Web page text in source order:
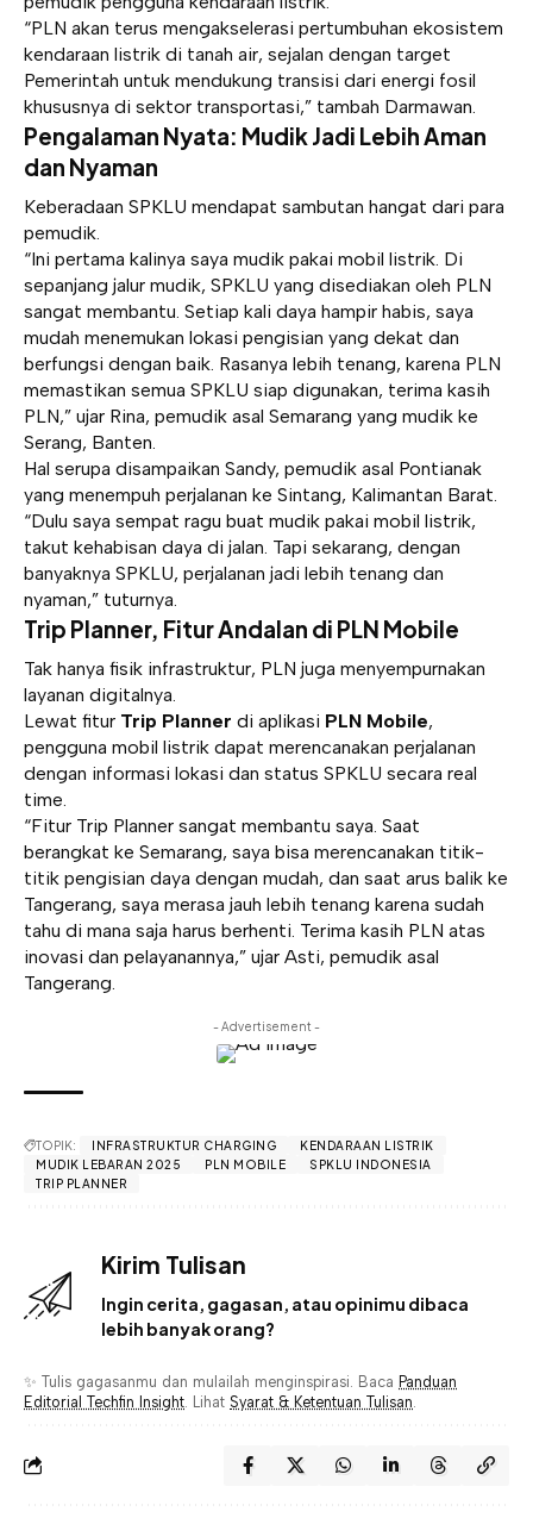
“PLN akan terus mengakselerasi pertumbuhan ekosistem
kendaraan listrik di tanah air, sejalan dengan target
Pemerintah untuk mendukung transisi dari energi fosil
khususnya di sektor transportasi,” tambah Darmawan.
Pengalaman Nyata: Mudik Jadi Lebih Aman
dan Nyaman
Keberadaan SPKLU mendapat sambutan hangat dari para
pemudik.
“Ini pertama kalinya saya mudik pakai mobil listrik. Di
sepanjang jalur mudik, SPKLU yang disediakan oleh PLN
sangat membantu. Setiap kali daya hampir habis, saya
mudah menemukan lokasi pengisian yang dekat dan
berfungsi dengan baik. Rasanya lebih tenang, karena PLN
memastikan semua SPKLU siap digunakan, terima kasih
PLN,” ujar Rina, pemudik asal Semarang yang mudik ke
Serang, Banten.
Hal serupa disampaikan Sandy, pemudik asal Pontianak
yang menempuh perjalanan ke Sintang, Kalimantan Barat.
“Dulu saya sempat ragu buat mudik pakai mobil listrik,
takut kehabisan daya di jalan. Tapi sekarang, dengan
banyaknya SPKLU, perjalanan jadi lebih tenang dan
nyaman,” tuturnya.
Trip Planner, Fitur Andalan di PLN Mobile
Tak hanya fisik infrastruktur, PLN juga menyempurnakan
layanan digitalnya.
Lewat fitur Trip Planner di aplikasi PLN Mobile,
pengguna mobil listrik dapat merencanakan perjalanan
dengan informasi lokasi dan status SPKLU secara real
time.
“Fitur Trip Planner sangat membantu saya. Saat
berangkat ke Semarang, saya bisa merencanakan titik-
titik pengisian daya dengan mudah, dan saat arus balik ke
Tangerang, saya merasa jauh lebih tenang karena sudah
tahu di mana saja harus berhenti. Terima kasih PLN atas
inovasi dan pelayanannya,” ujar Asti, pemudik asal
Tangerang.
- Advertisement -
TOPIK: INFRASTRUKTUR CHARGING
KENDARAAN LISTRIK
MUDIK LEBARAN 2025
PLN MOBILE
SPKLU INDONESIA
TRIP PLANNER
Kirim Tulisan
Ingin cerita, gagasan, atau opinimu dibaca
lebih banyak orang?
✨ Tulis gagasanmu dan mulailah menginspirasi. Baca Panduan
Editorial Techfin Insight . Lihat Syarat & Ketentuan Tulisan